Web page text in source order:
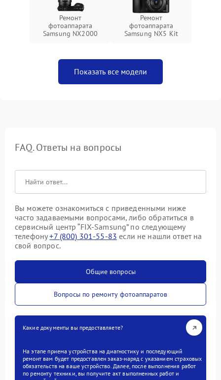
Ремонт
фотоаппарата
Samsung NX2000
Ремонт
фотоаппарата
Samsung NX5 Kit
Показать все модели
FAQ. Ответы на вопросы
Вы можете ознакомиться с приведенными ниже
часто задаваемыми вопросами, либо обратиться в
сервисный центр “FIX-Samsung” по следующему
телефону+7 (800) 301-55-83 если не нашли ответ на
свой вопрос.
Общие вопросы
Вопросы по ремонту фотоаппаратов
Какие документы вы предоставляете?
На этапе приема устройства на диагностику и последующий
ремонт вам будет предоставлен заказ-наряд с указанием страховых
обязательств на ваше устройство. Далее, после выполнения работ
по ремонту техники, вы получите акт выполненных работ и